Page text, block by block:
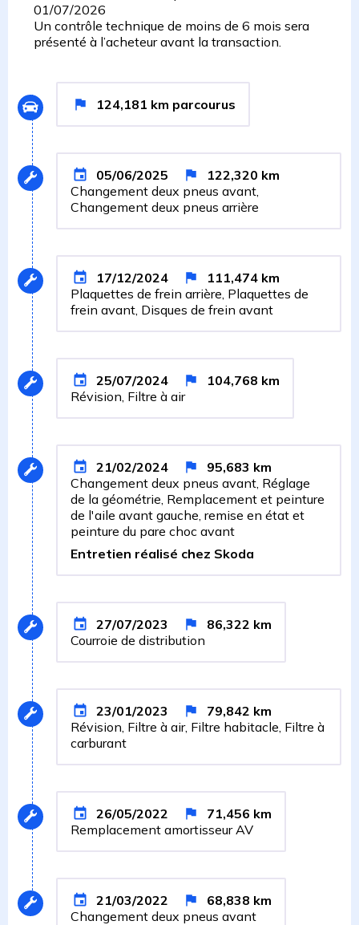
01/07/2026
Un contrôle technique de moins de 6 mois sera
présenté à l’acheteur avant la transaction.
124,181 km parcourus
05/06/2025 122,320 km
Changement deux pneus avant,
Changement deux pneus arrière
17/12/2024 111,474 km
Plaquettes de frein arrière, Plaquettes de
frein avant, Disques de frein avant
25/07/2024 104,768 km
Révision, Filtre à air
21/02/2024 95,683 km
Changement deux pneus avant, Réglage
de la géométrie, Remplacement et peinture
de l'aile avant gauche, remise en état et
peinture du pare choc avant
Entretien réalisé chez Skoda
27/07/2023 86,322 km
Courroie de distribution
23/01/2023 79,842 km
Révision, Filtre à air, Filtre habitacle, Filtre à
carburant
26/05/2022 71,456 km
Remplacement amortisseur AV
21/03/2022 68,838 km
Changement deux pneus avant